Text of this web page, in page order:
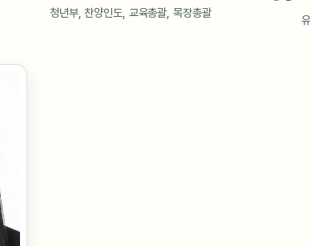
청년부, 찬양인도, 교육총괄, 목장총괄